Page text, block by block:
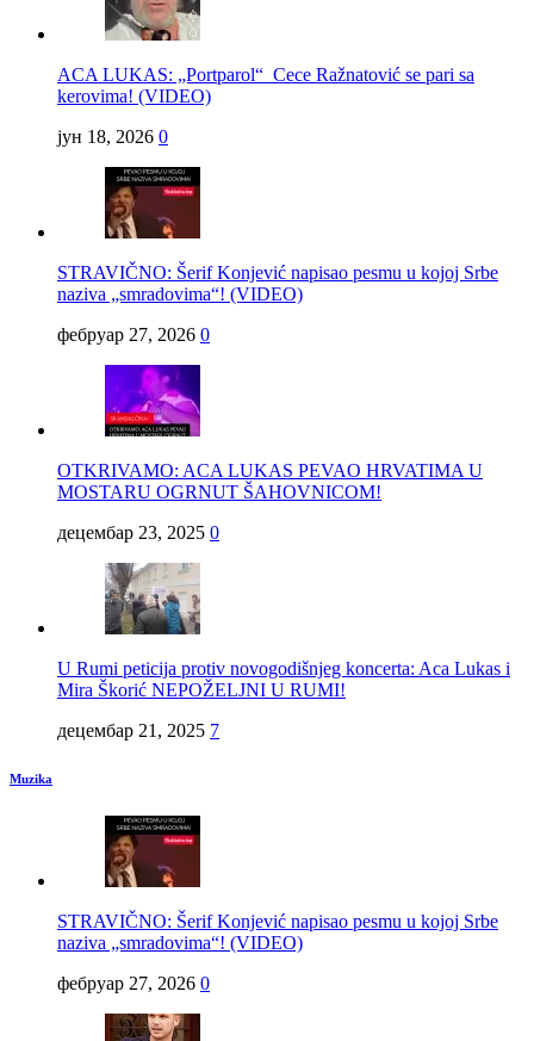
ACA LUKAS: „Portparol“ Cece Ražnatović se pari sa
kerovima! (VIDEO)
јун 18, 2026 0
STRAVIČNO: Šerif Konjević napisao pesmu u kojoj Srbe
naziva „smradovima“! (VIDEO)
фебруар 27, 2026 0
OTKRIVAMO: ACA LUKAS PEVAO HRVATIMA U
MOSTARU OGRNUT ŠAHOVNICOM!
децембар 23, 2025 0
U Rumi peticija protiv novogodišnjeg koncerta: Aca Lukas i
Mira Škorić NEPOŽELJNI U RUMI!
децембар 21, 2025 7
Muzika
STRAVIČNO: Šerif Konjević napisao pesmu u kojoj Srbe
naziva „smradovima“! (VIDEO)
фебруар 27, 2026 0